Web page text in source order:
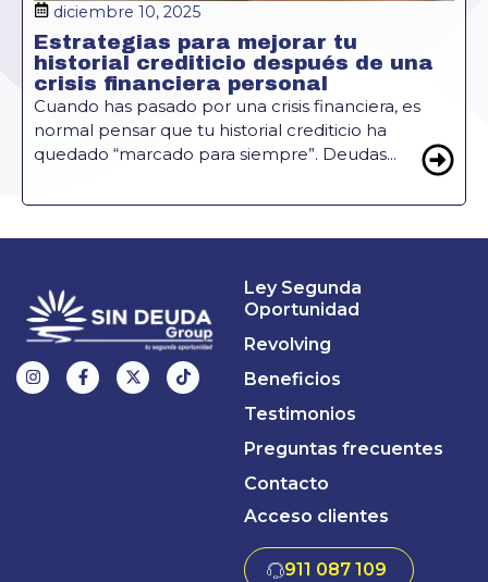
diciembre 10, 2025
Estrategias para mejorar tu
historial crediticio después de una
crisis financiera personal
Cuando has pasado por una crisis financiera, es
normal pensar que tu historial crediticio ha
quedado “marcado para siempre”. Deudas...
Ley Segunda
Oportunidad
Revolving
Beneficios
Testimonios
Preguntas frecuentes
Contacto
Acceso clientes
911 087 109